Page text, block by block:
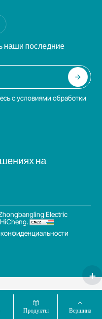
Продукты Вершина
наши последние
с условиями обработки
на
Electric